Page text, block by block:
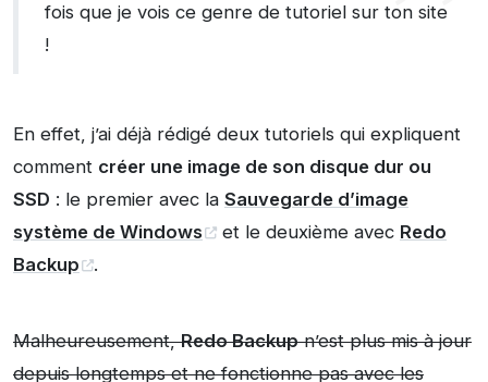
fois que je vois ce genre de tutoriel sur ton site
!
En effet, j’ai déjà rédigé deux tutoriels qui expliquent
comment créer une image de son disque dur ou
SSD : le premier avec la Sauvegarde d’image
système de Windows
et le deuxième avec Redo
Backup
.
Malheureusement,Redo Backupn’est plus mis à jour
depuis longtemps et ne fonctionne pas avec les